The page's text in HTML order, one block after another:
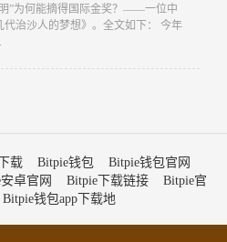
”为何能摘得国际金奖？——一位中
代治沙人的梦想》。全文如下： 今年
载 Bitpie钱包
Bitpie钱包官网
卓官网 Bitpie下载链接
Bitpie官
Bitpie钱包app下载地